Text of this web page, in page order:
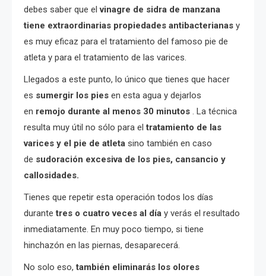
debes saber que elvinagre de sidra de manzana
tiene extraordinarias propiedades antibacterianas y
es muy eficaz para el tratamiento del famoso pie de
atleta y para el tratamiento de las varices.
Llegados a este punto, lo único que tienes que hacer
es sumergir los pies en esta agua y dejarlos
en remojo durante al menos 30 minutos . La técnica
resulta muy útil no sólo para eltratamiento de las
varices y el pie de atleta sino también en caso
de sudoración excesiva de los pies, cansancio y
callosidades.
Tienes que repetir esta operación todos los días
durantetres o cuatro veces al día y verás el resultado
inmediatamente. En muy poco tiempo, si tiene
hinchazón en las piernas, desaparecerá.
No solo eso,también eliminarás los olores